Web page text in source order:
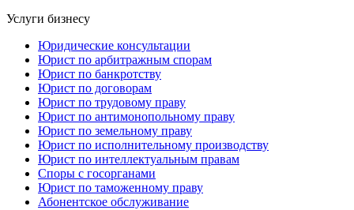
Услуги бизнесу
Юридические консультации
Юрист по арбитражным спорам
Юрист по банкротству
Юрист по договорам
Юрист по трудовому праву
Юрист по антимонопольному праву
Юрист по земельному праву
Юрист по исполнительному производству
Юрист по интеллектуальным правам
Споры с госорганами
Юрист по таможенному праву
Абонентское обслуживание